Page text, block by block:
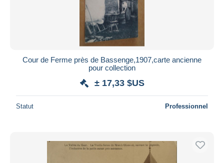
Cour de Ferme près de Bassenge,1907,carte ancienne
pour collection
± 17,33 $US
Statut Professionnel